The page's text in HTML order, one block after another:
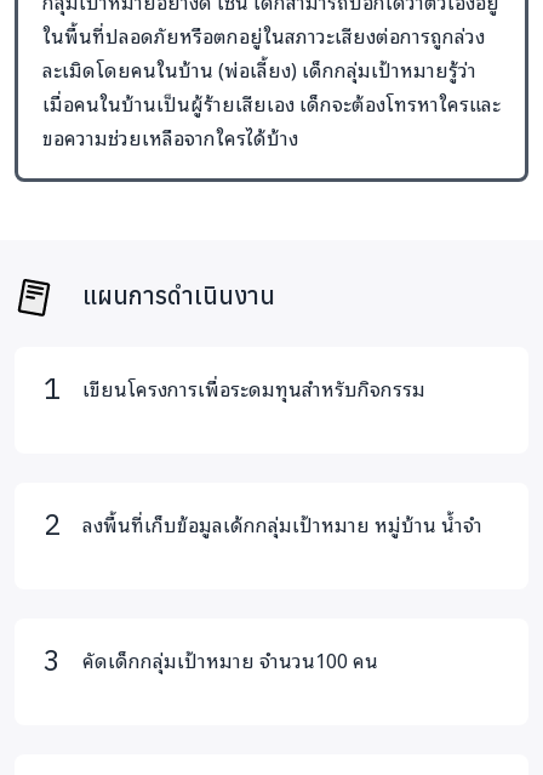
ในพื้นที่ปลอดภัยหรือตกอยู่ในสภาวะเสียงต่อการถูกล่วง
ละเมิดโดยคนในบ้าน (พ่อเลี้ยง) เด็กกลุ่มเป้าหมายรู้ว่า
เมื่อคนในบ้านเป็นผู้ร้ายเสียเอง เด็กจะต้องโทรหาใครและ
ขอความช่วยเหลือจากใครได้บ้าง
แผนการดำเนินงาน
เขียนโครงการเพื่อระดมทุนสำหรับกิจกรรม
ลงพื้นที่เก็บข้อมูลเด้กกลุ่มเป้าหมาย หมู่บ้าน น้ำจำ
คัดเด็กกลุ่มเป้าหมาย จำนวน100 คน